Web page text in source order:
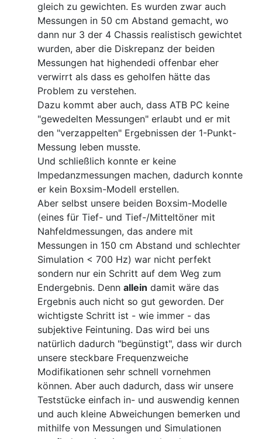
gleich zu gewichten. Es wurden zwar auch
Messungen in 50 cm Abstand gemacht, wo
dann nur 3 der 4 Chassis realistisch gewichtet
wurden, aber die Diskrepanz der beiden
Messungen hat highendedi offenbar eher
verwirrt als dass es geholfen hätte das
Problem zu verstehen.
Dazu kommt aber auch, dass ATB PC keine
"gewedelten Messungen" erlaubt und er mit
den "verzappelten" Ergebnissen der 1-Punkt-
Messung leben musste.
Und schließlich konnte er keine
Impedanzmessungen machen, dadurch konnte
er kein Boxsim-Modell erstellen.
Aber selbst unsere beiden Boxsim-Modelle
(eines für Tief- und Tief-/Mitteltöner mit
Nahfeldmessungen, das andere mit
Messungen in 150 cm Abstand und schlechter
Simulation < 700 Hz) war nicht perfekt
sondern nur ein Schritt auf dem Weg zum
Endergebnis. Denn allein damit wäre das
Ergebnis auch nicht so gut geworden. Der
wichtigste Schritt ist - wie immer - das
subjektive Feintuning. Das wird bei uns
natürlich dadurch "begünstigt", dass wir durch
unsere steckbare Frequenzweiche
Modifikationen sehr schnell vornehmen
können. Aber auch dadurch, dass wir unsere
Teststücke einfach in- und auswendig kennen
und auch kleine Abweichungen bemerken und
mithilfe von Messungen und Simulationen